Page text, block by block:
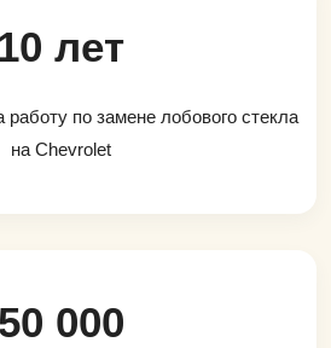
10 лет
работу по замене лобового стекла
на Chevrolet
50 000